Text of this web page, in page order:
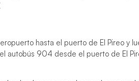
hasta el puerto de El Pireo y
autobús 904 desde el puerto de El